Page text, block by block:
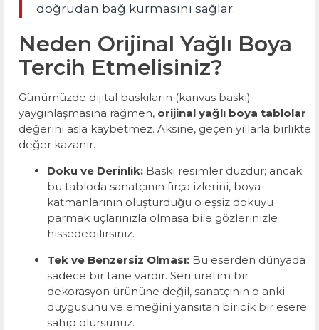
doğrudan bağ kurmasını sağlar.
Neden Orijinal Yağlı Boya
Tercih Etmelisiniz?
Günümüzde dijital baskıların (kanvas baskı)
yaygınlaşmasına rağmen, orijinal yağlı boya tablolar
değerini asla kaybetmez. Aksine, geçen yıllarla birlikte
değer kazanır.
Doku ve Derinlik: Baskı resimler düzdür; ancak
bu tabloda sanatçının fırça izlerini, boya
katmanlarının oluşturduğu o eşsiz dokuyu
parmak uçlarınızla olmasa bile gözlerinizle
hissedebilirsiniz.
Tek ve Benzersiz Olması: Bu eserden dünyada
sadece bir tane vardır. Seri üretim bir
dekorasyon ürününe değil, sanatçının o anki
duygusunu ve emeğini yansıtan biricik bir esere
sahip olursunuz.